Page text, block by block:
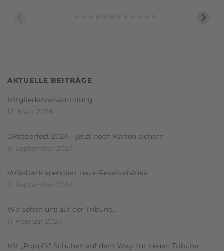
AKTUELLE BEITRÄGE
Mitgliederversammlung
12. März 2026
Oktoberfest 2024 – jetzt noch Karten sichern
9. September 2024
Volksbank spendiert neue Reservebänke
6. September 2024
Wir sehen uns auf der Tribüne…
11. Februar 2024
Mit „Poppi’s“ Schuhen auf dem Weg zur neuen Tribüne…